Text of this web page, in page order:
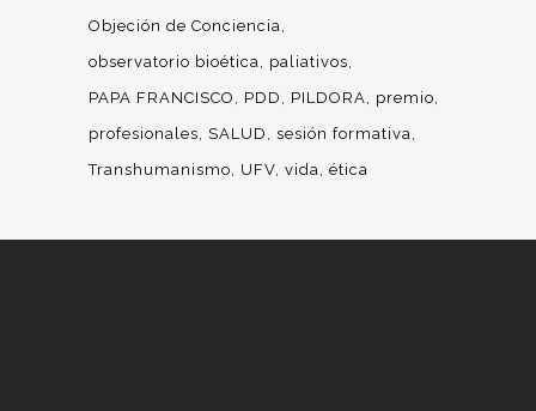
Objeción de Conciencia
observatorio bioética
paliativos
PAPA FRANCISCO
PDD PILDORA
premio
profesionales
SALUD
sesión formativa
Transhumanismo
UFV vida ética